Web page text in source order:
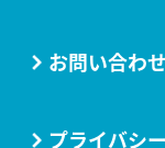
お問い合わせ
プライバシ